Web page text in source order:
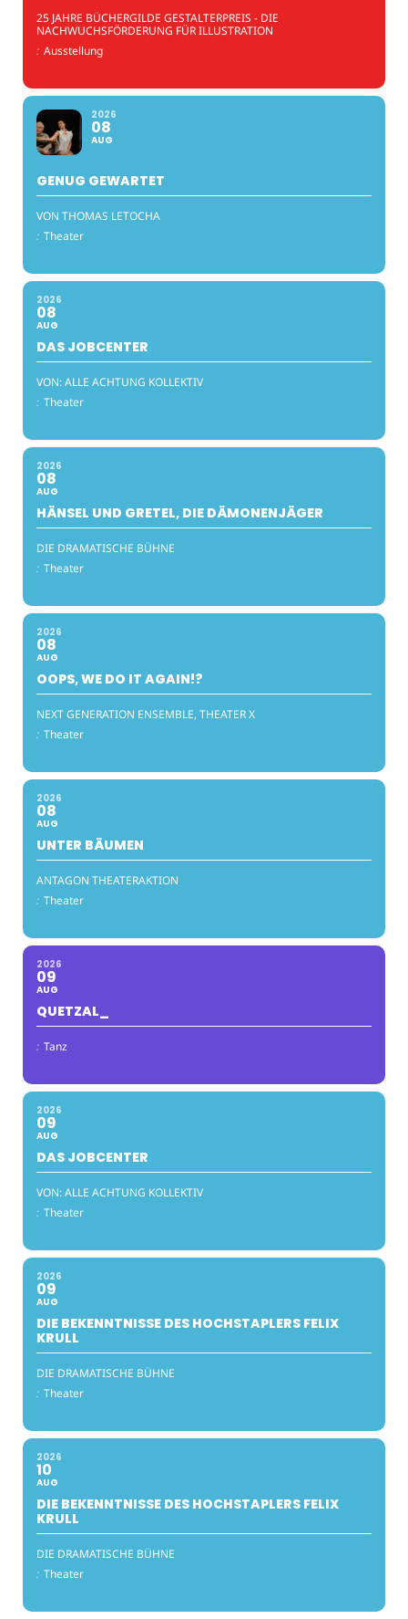
25 JAHRE BÜCHERGILDE GESTALTERPREIS - DIE
NACHWUCHSFÖRDERUNG FÜR ILLUSTRATION
: Ausstellung
2026
08
AUG
GENUG GEWARTET
VON THOMAS LETOCHA
: Theater
2026
08
AUG
DAS JOBCENTER
VON: ALLE ACHTUNG KOLLEKTIV
: Theater
2026
08
AUG
HÄNSEL UND GRETEL, DIE DÄMONENJÄGER
DIE DRAMATISCHE BÜHNE
: Theater
2026
08
AUG
OOPS, WE DO IT AGAIN!?
NEXT GENERATION ENSEMBLE, THEATER X
: Theater
2026
08
AUG
UNTER BÄUMEN
ANTAGON THEATERAKTION
: Theater
2026
09
AUG
QUETZAL_
: Tanz
2026
09
AUG
DAS JOBCENTER
VON: ALLE ACHTUNG KOLLEKTIV
: Theater
2026
09
AUG
DIE BEKENNTNISSE DES HOCHSTAPLERS FELIX
KRULL
DIE DRAMATISCHE BÜHNE
: Theater
2026
10
AUG
DIE BEKENNTNISSE DES HOCHSTAPLERS FELIX
KRULL
DIE DRAMATISCHE BÜHNE
: Theater